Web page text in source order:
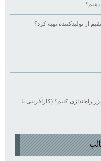
تولیدکننده تهیه کرد؟
کنیم؟ (کارآفرینی با